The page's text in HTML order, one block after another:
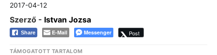
2017-04-12
Szerző - Istvan Jozsa
Share E-Mail Messenger Post
TÁMOGATOTT TARTALOM